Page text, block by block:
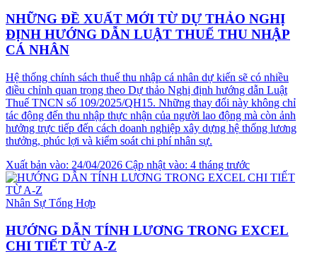
NHỮNG ĐỀ XUẤT MỚI TỪ DỰ THẢO NGHỊ
ĐỊNH HƯỚNG DẪN LUẬT THUẾ THU NHẬP
CÁ NHÂN
Hệ thống chính sách thuế thu nhập cá nhân dự kiến sẽ có nhiều
điều chỉnh quan trọng theo Dự thảo Nghị định hướng dẫn Luật
Thuế TNCN số 109/2025/QH15. Những thay đổi này không chỉ
tác động đến thu nhập thực nhận của người lao động mà còn ảnh
hưởng trực tiếp đến cách doanh nghiệp xây dựng hệ thống lương
thưởng, phúc lợi và kiểm soát chi phí nhân sự.
Xuất bản vào: 24/04/2026 Cập nhật vào: 4 tháng trước
Nhân Sự Tổng Hợp
HƯỚNG DẪN TÍNH LƯƠNG TRONG EXCEL
CHI TIẾT TỪ A-Z